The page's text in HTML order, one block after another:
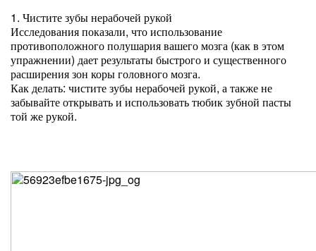
1. Чистите зубы нерабочей рукой
Исследования показали, что использование
противоположного полушария вашего мозга (как в этом
упражнении) дает результаты быстрого и существенного
расширения зон коры головного мозга.
Как делать: чистите зубы нерабочей рукой, а также не
забывайте открывать и использовать тюбик зубной пасты
той же рукой.